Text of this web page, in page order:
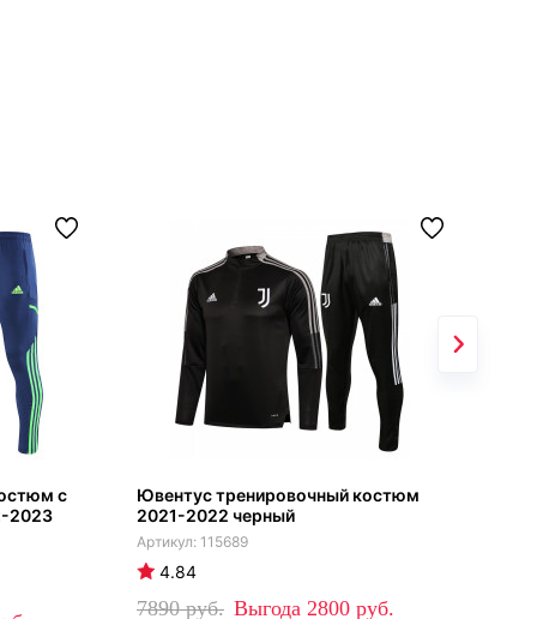
с
2023
Ювентус тренировочный костюм
2021-2022 черный
115689
4.84
7890 2800